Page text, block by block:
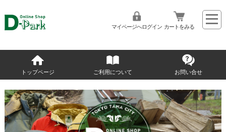
マイページへログイン カートをみる
トップページ ご利用について お問い合せ